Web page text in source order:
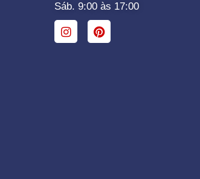
Sáb. 9:00 às 17:00